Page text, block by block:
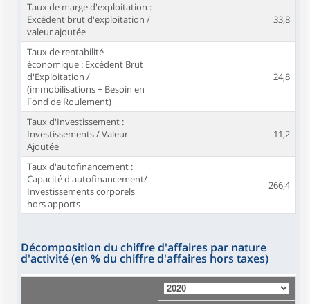
Taux de marge d'exploitation :
Excédent brut d'exploitation /
valeur ajoutée
33,8
Taux de rentabilité
économique : Excédent Brut
d'Exploitation /
(immobilisations + Besoin en
Fond de Roulement)
24,8
Taux d'Investissement :
Investissements / Valeur
Ajoutée
11,2
Taux d'autofinancement :
Capacité d'autofinancement/
Investissements corporels
hors apports
266,4
Décomposition du chiffre d'affaires par nature
d'activité (en % du chiffre d'affaires hors taxes)